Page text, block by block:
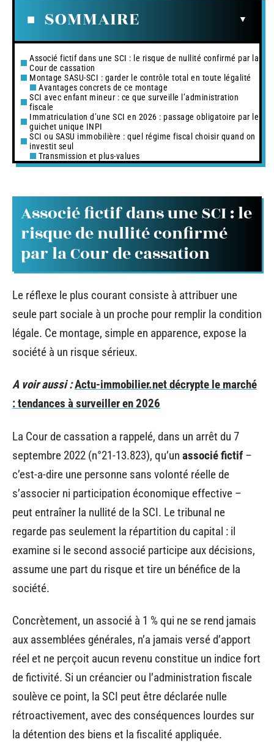
SOMMAIRE
Associé fictif dans une SCI : le risque de nullité confirmé par la
Cour de cassation
Montage SASU-SCI : garder le contrôle total en toute légalité
Avantages concrets de ce montage
SCI avec enfant mineur : ce que surveille l’administration
fiscale
Immatriculation d’une SCI en 2026 : passage obligatoire par le
guichet unique INPI
SCI ou SASU immobilière : quel régime fiscal choisir quand on
investit seul
Transmission et plus-values
Associé fictif dans une SCI : le
risque de nullité confirmé
par la Cour de cassation
Le réflexe le plus courant consiste à attribuer une
seule part sociale à un proche pour remplir la condition
légale. Ce montage, simple en apparence, expose la
société à un risque sérieux.
A voir aussi :Actu-immobilier.net décrypte le marché
: tendances à surveiller en 2026
La Cour de cassation a rappelé, dans un arrêt du 7
septembre 2022 (n°21-13.823), qu’un associé fictif –
c’est-a-dire une personne sans volonté réelle de
s’associer ni participation économique effective –
peut entraîner la nullité de la SCI. Le tribunal ne
regarde pas seulement la répartition du capital : il
examine si le second associé participe aux décisions,
assume une part du risque et tire un bénéfice de la
société.
Concrètement, un associé à 1 % qui ne se rend jamais
aux assemblées générales, n’a jamais versé d’apport
réel et ne perçoit aucun revenu constitue un indice fort
de fictivité. Si un créancier ou l’administration fiscale
soulève ce point, la SCI peut être déclarée nulle
rétroactivement, avec des conséquences lourdes sur
la détention des biens et la fiscalité appliquée.